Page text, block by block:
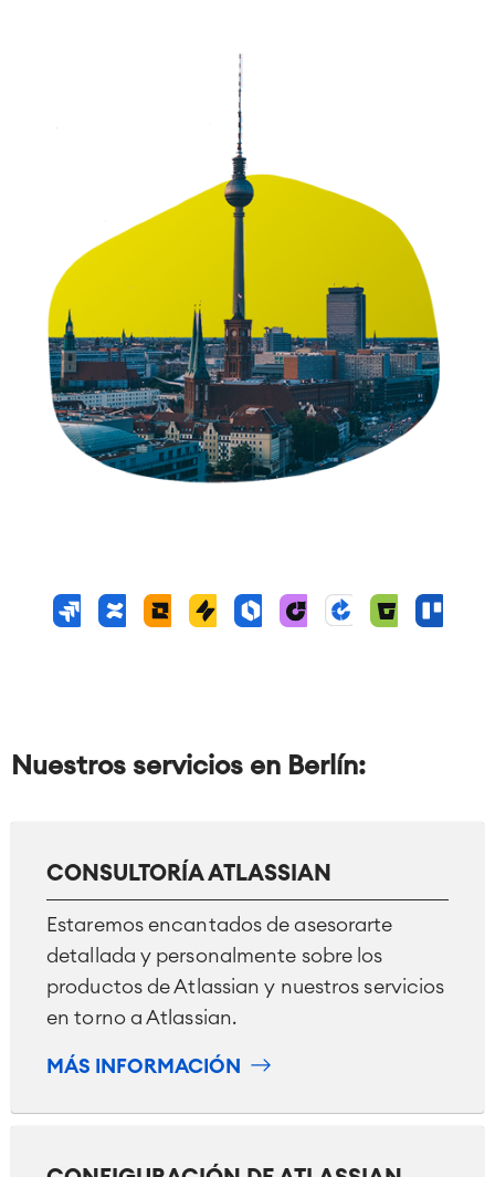
Nuestros servicios en Berlín:
CONSULTORÍA ATLASSIAN
Estaremos encantados de asesorarte
detallada y personalmente sobre los
productos de Atlassian y nuestros servicios
en torno a Atlassian.
MÁS INFORMACIÓN